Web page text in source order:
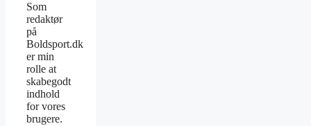
Som
redaktør
på
Boldsport.dk
er min
rolle at
skabegodt
indhold
for vores
brugere.